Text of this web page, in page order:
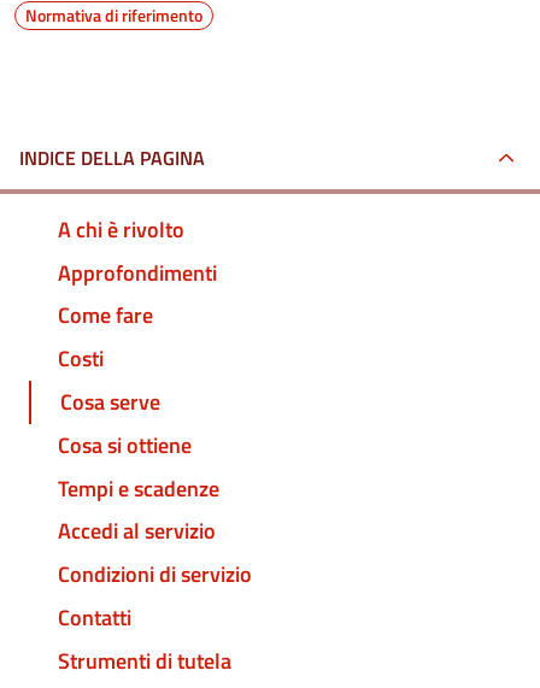
Normativa di riferimento
INDICE DELLA PAGINA
A chi è rivolto
Approfondimenti
Come fare
Costi
Cosa serve
Cosa si ottiene
Tempi e scadenze
Accedi al servizio
Condizioni di servizio
Contatti
Strumenti di tutela